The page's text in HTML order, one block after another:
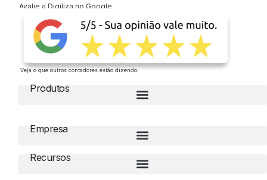
Avalie a Digiliza no Google
Veja o que outros contadores estão dizendo.
Produtos
Empresa
Recursos